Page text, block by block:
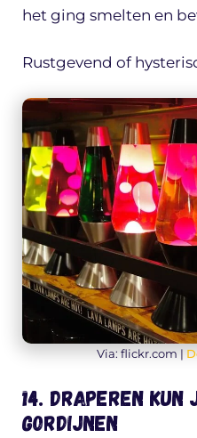
het ging smelten en
Rustgevend of
Via: flickr.com |
14. Draperen
gordijnen